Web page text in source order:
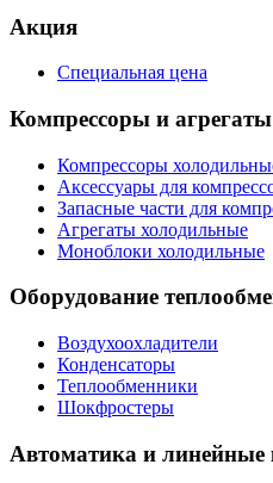
Акция
Специальная цена
Компрессоры и агрегаты
Компрессоры
Аксессуары для
Запасные части для
Агрегаты холодильные
Моноблоки холодильные
Оборудование
Воздухоохладители
Конденсаторы
Теплообменники
Шокфростеры
Автоматика и